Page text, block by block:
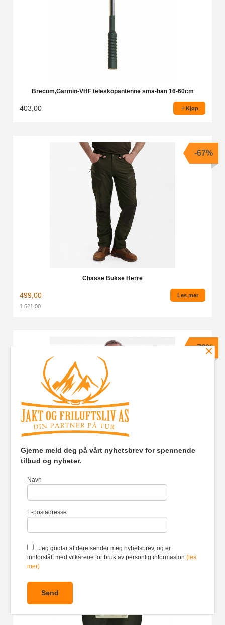
Brecom,Garmin-VHF teleskopantenne sma-han 16-60cm
403,00 Kjøp
Chasse Bukse Herre
499,00
1 521,00
-67%
Les mer
2 256,00
Rabatt
-73%
×
Gjerne meld deg på vårt nyhetsbrev for spennende
tilbud og nyheter.
Navn
E-postadresse
Jeg godtar at dere sender meg nyhetsbrev, og er
innforstått med vilkårene for bruk av personlig informasjon(les
mer)